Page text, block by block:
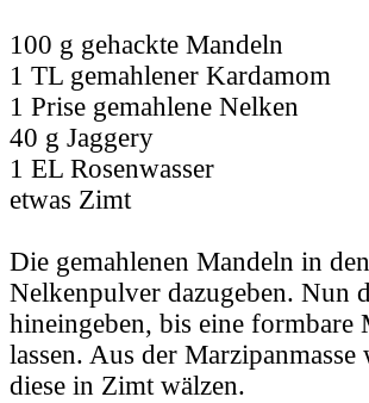
100 g gehackte Mandeln
1 TL gemahlener Kardamom
1 Prise gemahlene Nelken
40 g Jaggery
1 EL Rosenwasser
etwas Zimt
Die gemahlenen Mandeln in
Nelkenpulver dazugeben. Nun
hineingeben, bis eine formbare
lassen. Aus der
diese in Zimt wälzen.